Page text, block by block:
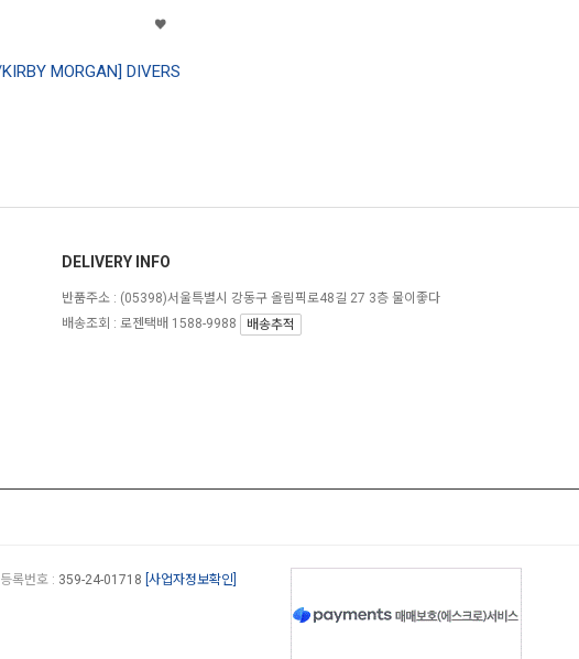
MORGAN] DIVERS
DELIVERY INFO
반품주소 : (05398)서울특별시 강동구 올림픽로48길 27 3층 물이좋다
배송조회 : 로젠택배 1588-9988
배송추적
록번호 : 359-24-01718 [사업자정보확인]